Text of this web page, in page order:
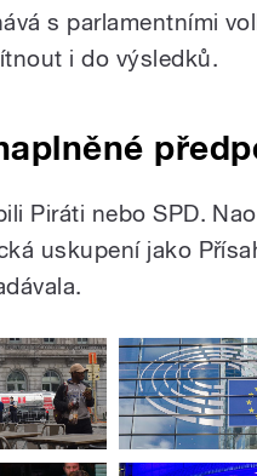
s parlamentními
i do výsledků.
Piráti nebo SPD.
uskupení jako